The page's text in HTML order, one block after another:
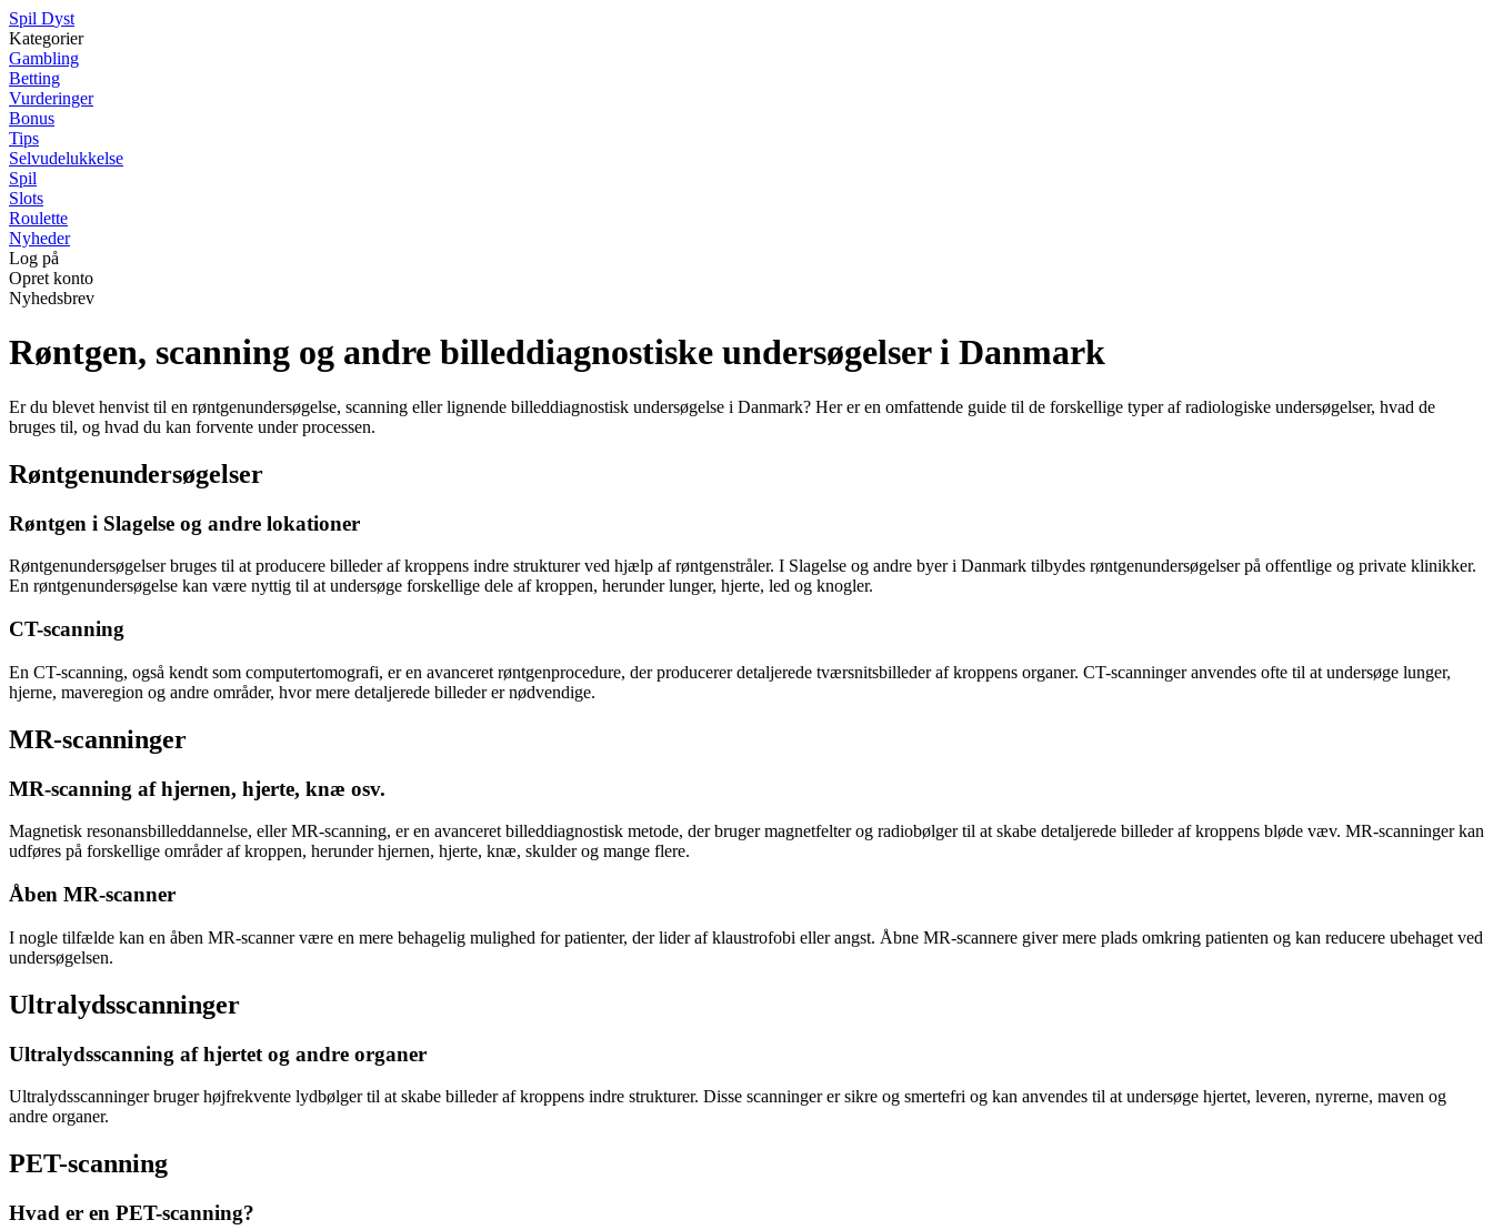
Spil Dyst
Kategorier
Gambling
Betting
Vurderinger
Bonus
Tips
Selvudelukkelse
Spil
Slots
Roulette
Nyheder
Log på
Opret konto
Nyhedsbrev
Røntgen, scanning og andre billeddiagnostiske undersøgelser i Danmark
Er du blevet henvist til en røntgenundersøgelse, scanning eller lignende billeddiagnostisk undersøgelse i Danmark? Her er en omfattende guide til de forskellige typer af radiologiske undersøgelser, hvad de
bruges til, og hvad du kan forvente under processen.
Røntgenundersøgelser
Røntgen i Slagelse og andre lokationer
Røntgenundersøgelser bruges til at producere billeder af kroppens indre strukturer ved hjælp af røntgenstråler. I Slagelse og andre byer i Danmark tilbydes røntgenundersøgelser på offentlige og private klinikker.
En røntgenundersøgelse kan være nyttig til at undersøge forskellige dele af kroppen, herunder lunger, hjerte, led og knogler.
CT-scanning
En CT-scanning, også kendt som computertomografi, er en avanceret røntgenprocedure, der producerer detaljerede tværsnitsbilleder af kroppens organer. CT-scanninger anvendes ofte til at undersøge lunger,
hjerne, maveregion og andre områder, hvor mere detaljerede billeder er nødvendige.
MR-scanninger
MR-scanning af hjernen, hjerte, knæ osv.
Magnetisk resonansbilleddannelse, eller MR-scanning, er en avanceret billeddiagnostisk metode, der bruger magnetfelter og radiobølger til at skabe detaljerede billeder af kroppens bløde væv. MR-scanninger kan
udføres på forskellige områder af kroppen, herunder hjernen, hjerte, knæ, skulder og mange flere.
Åben MR-scanner
I nogle tilfælde kan en åben MR-scanner være en mere behagelig mulighed for patienter, der lider af klaustrofobi eller angst. Åbne MR-scannere giver mere plads omkring patienten og kan reducere ubehaget ved
undersøgelsen.
Ultralydsscanninger
Ultralydsscanning af hjertet og andre organer
Ultralydsscanninger bruger højfrekvente lydbølger til at skabe billeder af kroppens indre strukturer. Disse scanninger er sikre og smertefri og kan anvendes til at undersøge hjertet, leveren, nyrerne, maven og
andre organer.
PET-scanning
Hvad er en PET-scanning?